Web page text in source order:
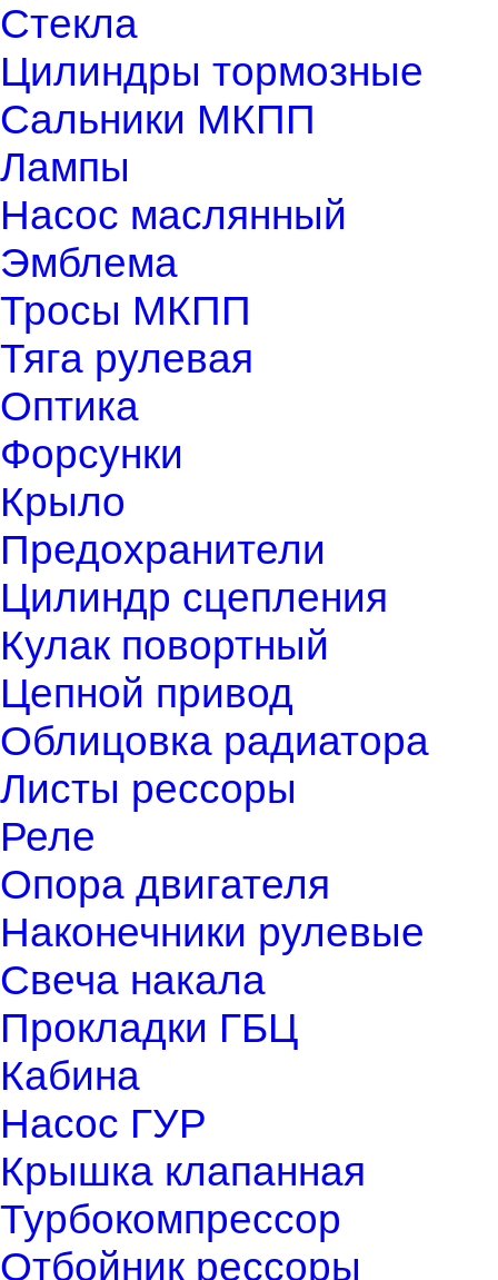
Стекла
Цилиндры тормозные
Сальники МКПП
Лампы
Насос маслянный
Эмблема
Тросы МКПП
Тяга рулевая
Оптика
Форсунки
Крыло
Предохранители
Цилиндр сцепления
Кулак повортный
Цепной привод
Облицовка радиатора
Листы рессоры
Реле
Опора двигателя
Наконечники рулевые
Свеча накала
Прокладки ГБЦ
Кабина
Насос ГУР
Крышка клапанная
Турбокомпрессор
Отбойник рессоры